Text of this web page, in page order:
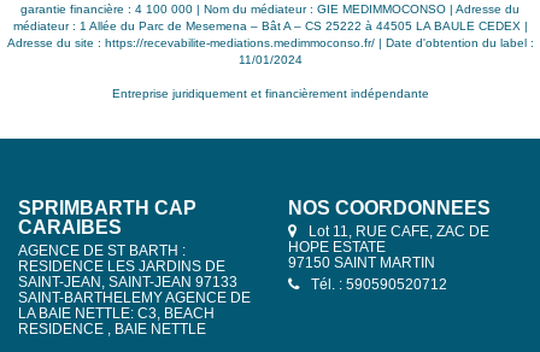
garantie financière : 4 100 000 | Nom du médiateur : GIE MEDIMMOCONSO | Adresse du
médiateur : 1 Allée du Parc de Mesemena – Bât A – CS 25222 à 44505 LA BAULE CEDEX |
Adresse du site : https://recevabilite-mediations.medimmoconso.fr/| Date d'obtention du label :
11/01/2024
Entreprise juridiquement et financièrement indépendante
SPRIMBARTH CAP
CARAIBES
AGENCE DE ST BARTH :
RESIDENCE LES JARDINS DE
SAINT-JEAN, SAINT-JEAN 97133
SAINT-BARTHELEMY AGENCE DE
LA BAIE NETTLE: C3, BEACH
RESIDENCE , BAIE NETTLE
NOS COORDONNÉES
Lot 11, RUE CAFE, ZAC DE
HOPE ESTATE
97150 SAINT MARTIN
Tél. : 590590520712